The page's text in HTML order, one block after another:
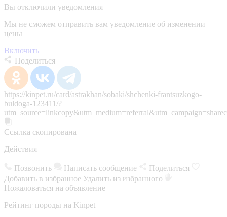
Вы отключили уведомления
Мы не сможем отправить вам уведомление об изменении
цены
Включить
Поделиться
https://kinpet.ru/card/astrakhan/sobaki/shchenki-frantsuzkogo-
buldoga-123411/?
Ссылка скопирована
Действия
Позвонить Написать сообщение
Поделиться
Добавить в избранное Удалить из избранного
Пожаловаться на объявление
Рейтинг породы на Kinpet